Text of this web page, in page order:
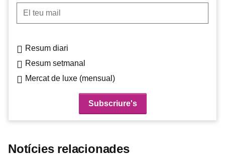
El teu mail
Resum diari
Resum setmanal
Mercat de luxe (mensual)
Notícies relacionades